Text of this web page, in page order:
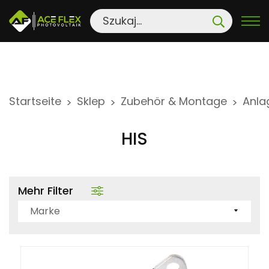
Startseite > Sklep > Zubehör & Montage >
HIS
Marke
Mehr Filter